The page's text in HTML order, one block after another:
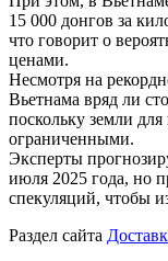
15 000 донгов за
что говорит о
ценами.
Несмотря на
Вьетнама вряд ли
поскольку земли
ограниченными.
Эксперты
июля 2025 года, но
спекуляций, чтобы
Раздел сайта